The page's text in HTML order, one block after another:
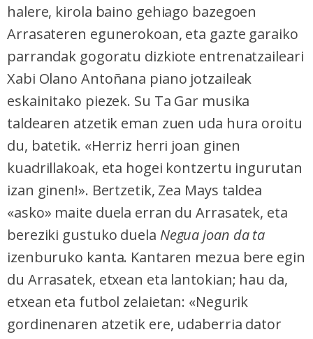
halere, kirola baino gehiago bazegoen
Arrasateren egunerokoan, eta gazte garaiko
parrandak gogoratu dizkiote entrenatzaileari
Xabi Olano Antoñana piano jotzaileak
eskainitako piezek. Su Ta Gar musika
taldearen atzetik eman zuen uda hura oroitu
du, batetik. «Herriz herri joan ginen
kuadrillakoak, eta hogei kontzertu ingurutan
izan ginen!». Bertzetik, Zea Mays taldea
«asko» maite duela erran du Arrasatek, eta
bereziki gustuko duela Negua joan da ta
izenburuko kanta. Kantaren mezua bere egin
du Arrasatek, etxean eta lantokian; hau da,
etxean eta futbol zelaietan: «Negurik
gordinenaren atzetik ere, udaberria dator